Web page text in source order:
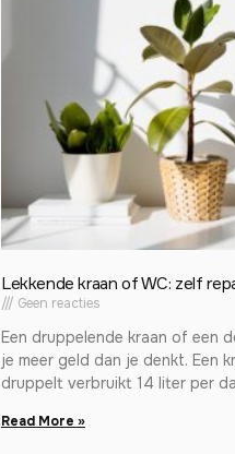
Lekkende kraan of WC: zelf
Geen reacties
Een druppelende kraan of een
je meer geld dan je denkt. Een
druppelt verbruikt 14 liter per
Read More »